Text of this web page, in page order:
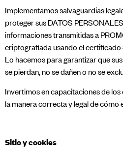
​Implementamos salvaguardias
proteger sus DATOS
informaciones transmitidas a
criptografiada usando el
Lo hacemos para garantizar que
se pierdan, no se dañen o no se
Invertimos en capacitaciones de
la manera correcta y legal de cómo
Sitio y cookies